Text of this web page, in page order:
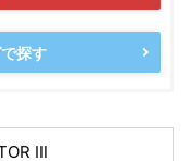
探す
Ⅲ